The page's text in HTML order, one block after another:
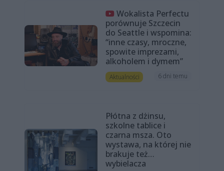
Wokalista Perfectu
porównuje Szczecin
do Seattle i wspomina:
“inne czasy, mroczne,
spowite imprezami,
alkoholem i dymem”
Aktualności 6 dni temu
Płótna z dżinsu,
szkolne tablice i
czarna msza. Oto
wystawa, na której nie
brakuje też…
wybielacza